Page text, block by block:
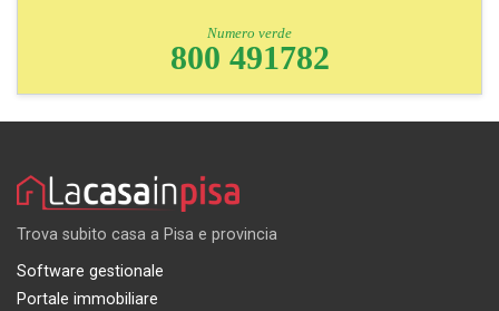
Numero verde
800 491782
Trova subito casa a Pisa e provincia
Software gestionale
Portale immobiliare